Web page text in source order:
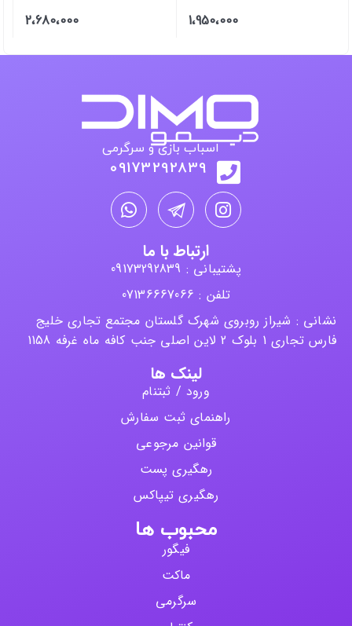
1،950،000 2،680،000
اسباب بازی و سرگرمی
09173292839
ارتباط با ما
پشتیبانی : 09173292839
تلفن : 07136667066
نشانی : شیراز روبروی شهرک گلستان مجتمع تجاری خلیج
فارس تجاری 1 بلوک 2 لاین اصلی جنب کافه ماه غرفه 1158
لینک ها
ورود / ثبتنام
راهنمای ثبت سفارش
قوانین مرجوعی
رهگیری پست
رهگیری تیپاکس
محبوب ها
فیگور
ماکت
سرگرمی